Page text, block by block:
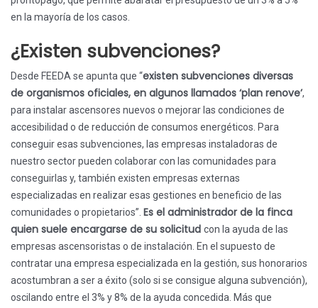
en la mayoría de los casos.
¿Existen subvenciones?
Desde FEEDA se apunta que “existen subvenciones diversas
de organismos oficiales, en algunos llamados ‘plan renove’,
para instalar ascensores nuevos o mejorar las condiciones de
accesibilidad o de reducción de consumos energéticos. Para
conseguir esas subvenciones, las empresas instaladoras de
nuestro sector pueden colaborar con las comunidades para
conseguirlas y, también existen empresas externas
especializadas en realizar esas gestiones en beneficio de las
comunidades o propietarios”. Es el administrador de la finca
quien suele encargarse de su solicitud con la ayuda de las
empresas ascensoristas o de instalación. En el supuesto de
contratar una empresa especializada en la gestión, sus honorarios
acostumbran a ser a éxito (solo si se consigue alguna subvención),
oscilando entre el 3% y 8% de la ayuda concedida. Más que